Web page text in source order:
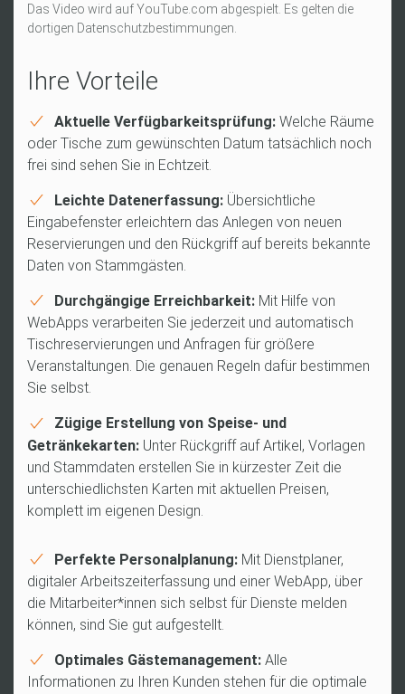
Das Video wird auf YouTube.com abgespielt. Es gelten die
dortigen Datenschutzbestimmungen.
Ihre Vorteile
Aktuelle Verfügbarkeitsprüfung: Welche Räume
oder Tische zum gewünschten Datum tatsächlich noch
frei sind sehen Sie in Echtzeit.
Leichte Datenerfassung: Übersichtliche
Eingabefenster erleichtern das Anlegen von neuen
Reservierungen und den Rückgriff auf bereits bekannte
Daten von Stammgästen.
Durchgängige Erreichbarkeit: Mit Hilfe von
WebApps verarbeiten Sie jederzeit und automatisch
Tischreservierungen und Anfragen für größere
Veranstaltungen. Die genauen Regeln dafür bestimmen
Sie selbst.
Zügige Erstellung von Speise- und
Getränkekarten: Unter Rückgriff auf Artikel, Vorlagen
und Stammdaten erstellen Sie in kürzester Zeit die
unterschiedlichsten Karten mit aktuellen Preisen,
komplett im eigenen Design.
Perfekte Personalplanung: Mit Dienstplaner,
digitaler Arbeitszeiterfassung und einer WebApp, über
die Mitarbeiter*innen sich selbst für Dienste melden
können, sind Sie gut aufgestellt.
Optimales Gästemanagement: Alle
Informationen zu Ihren Kunden stehen für die optimale